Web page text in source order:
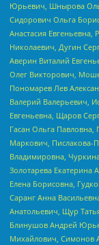
Юрьевич, Шнырова
Сидорович Ольга
Анастасия
Николаевич, Дугин
Аверин Виталий
Олег Викторович,
Пономарев Лев
Валерий Валерьевич,
Евгеньевна, Щаров
Гасан Ольга
Маркович, Пислакова-
Владимировна,
Золотарева Екатерина
Елена Борисовна,
Саранг Анна
Анатольевич, Щур
Блинушов Андрей
Михайлович, Симонов